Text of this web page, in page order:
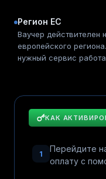
Регион ЕС
Ваучер действителен
европейского
нужный сервис
КАК
1
Перейдите
оплату с